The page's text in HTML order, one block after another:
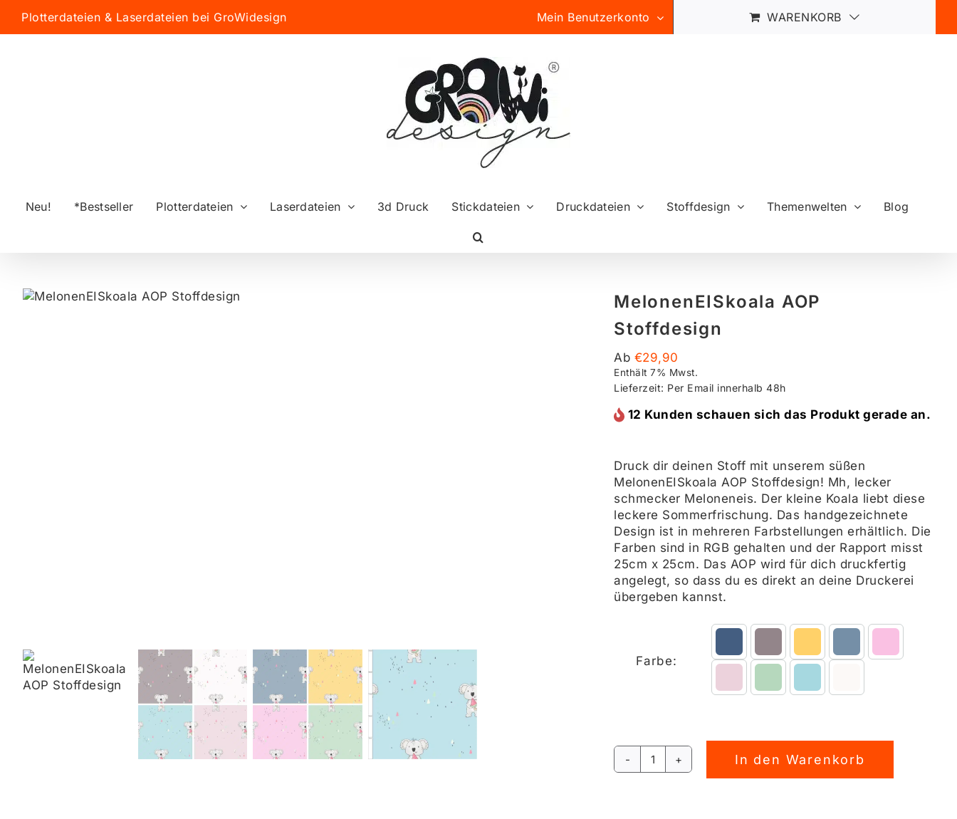
InhaltPlotterdateien & Laserdateien bei GroWidesign Mein Benutzerkonto WARENKORB
Neu! *Bestseller Plotterdateien Laserdateien 3d Druck Stickdateien Druckdateien Stoffdesign Themenwelten Blog
MelonenEISkoala AOP
Stoffdesign
Ab €29,90
Enthält 7% Mwst.
Lieferzeit: Per Email innerhalb 48h
12 Kunden schauen sich das Produkt gerade an.
Druck dir deinen Stoff mit unserem süßen
MelonenEISkoala AOP Stoffdesign! Mh, lecker
schmecker Meloneneis. Der kleine Koala liebt diese
leckere Sommerfrischung. Das handgezeichnete
Design ist in mehreren Farbstellungen erhältlich. Die
Farben sind in RGB gehalten und der Rapport misst
25cm x 25cm. Das AOP wird für dich druckfertig
angelegt, so dass du es direkt an deine Druckerei
übergeben kannst.
Farbe:
MelonenEISkoalaIn den Warenkorb